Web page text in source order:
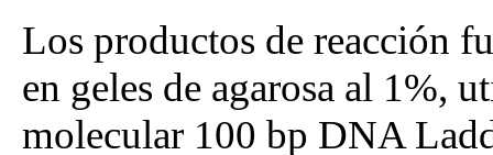
Los productos de reacción
en geles de agarosa al 1%,
molecular 100 bp DNA